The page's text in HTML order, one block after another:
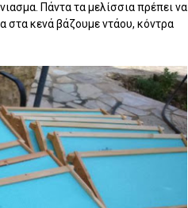
Πάντα τα μελίσσια πρέπει να
στα κενά βάζουμε ντάου, κόντρα